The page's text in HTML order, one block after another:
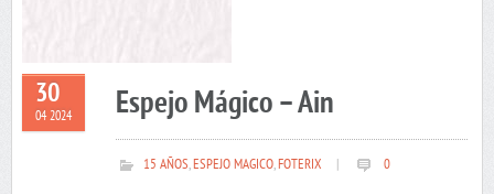
30
04 2024 Espejo Mágico – Ain
15 AÑOS,ESPEJO MAGICO,FOTERIX 0